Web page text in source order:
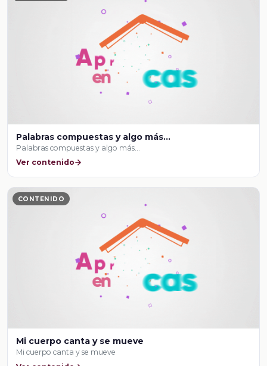
Palabras compuestas y algo más…
Palabras compuestas y algo más…
Ver contenido
CONTENIDO
Mi cuerpo canta y se mueve
Mi cuerpo canta y se mueve